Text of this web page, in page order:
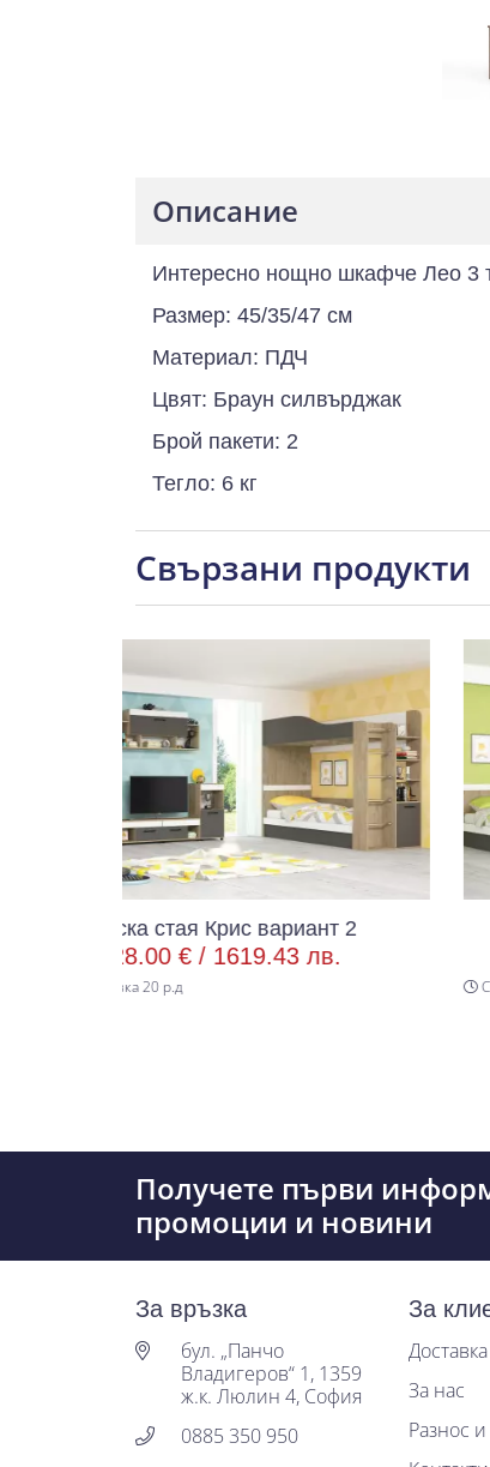
Описание
Интересно нощно шкафче Лео 3
Размер: 45/35/47 см
Материал: ПДЧ
Цвят: Браун силвърджак
Брой пакети: 2
Тегло: 6 кг
Свързани продукти
Крис вариант 2
1619.43 лв.
Детска
Срок за доставка 20 р.д
Получете първи
промоции и новини
За връзка
бул. „Панчо
Владигеров“ 1, 1359
ж.к. Люлин 4, София
0885 350 950
За
За нас
Разнос